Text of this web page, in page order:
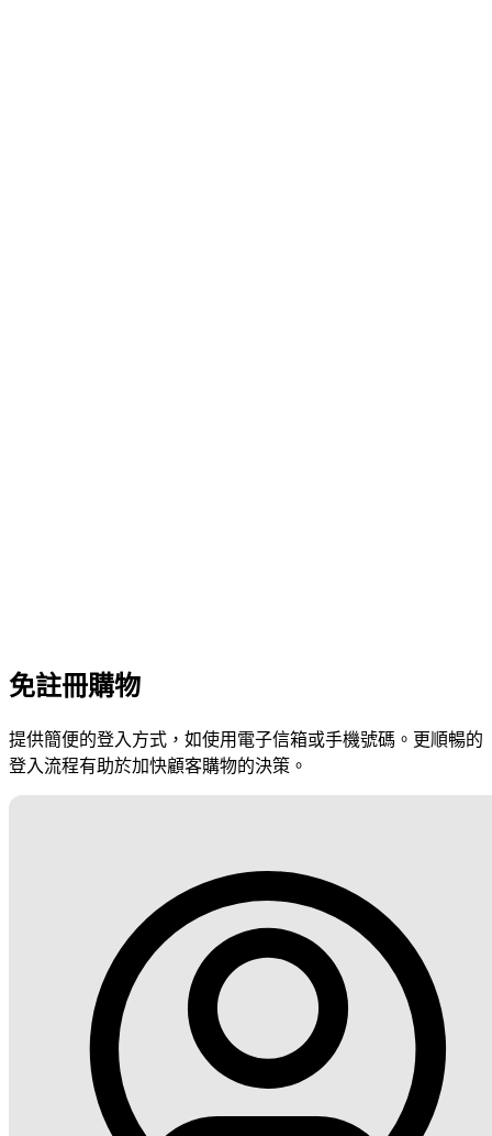
免註冊購物
提供簡便的登入方式，如使用電子信箱或手機號碼。更順暢的
登入流程有助於加快顧客購物的決策。